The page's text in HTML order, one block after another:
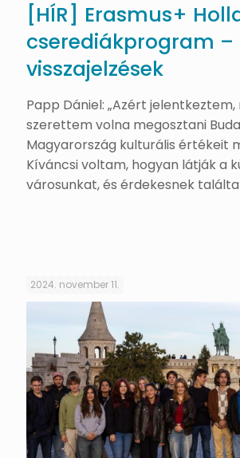
[HÍR] Erasmus+
cserediákprogram
visszajelzések
Papp Dániel: „Azért
szerettem volna megosztani
Magyarország kulturális értékeit
Kíváncsi voltam, hogyan látják a
városunkat, és érdekesnek
2024. november 11.